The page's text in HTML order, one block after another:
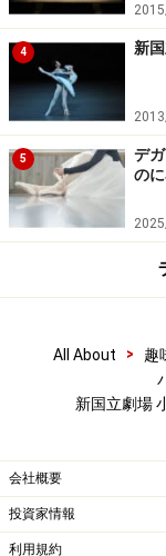
4 新
5
デ
の
All About > 趣
新国立劇場
会社概要
投資家情報
利用規約